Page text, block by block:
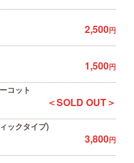
2,500円
1,500円
コット
＜SOLD OUT＞
ックタイプ)
3,800円